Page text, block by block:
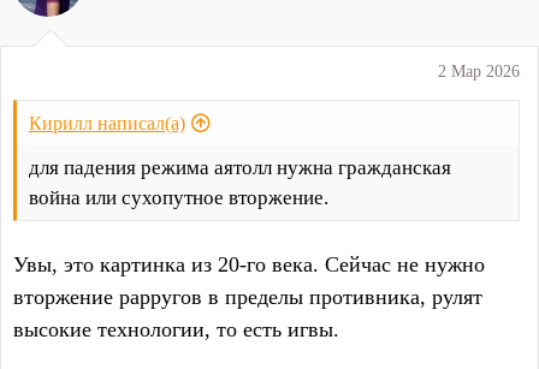
и
2 Мар 2026
Кирилл написал(а)
для падения режима аятолл нужна гражданская
война или сухопутное вторжение.
Увы, это картинка из 20-го века. Сейчас не нужно
вторжение рарругов в пределы противника, рулят
высокие технологии, то есть игвы.